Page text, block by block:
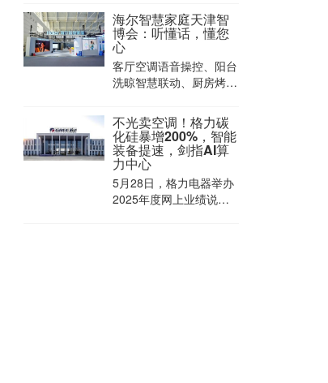
海尔智慧家庭天津智
博会：听懂话，懂您
心
客厅空调语音操控、阳台
洗晾智慧联动、厨房烤箱
些体验确实新鲜。但随着
用户需求升级，大家想要
的不再是冰冷的设备堆
砌，而是一个能感知、懂
心意的家。
不光卖空调！格力碳
化硅暴增200%，智能
装备提速，剑指AI算
力中心
5月28日，格力电器举办
2025年度网上业绩说明